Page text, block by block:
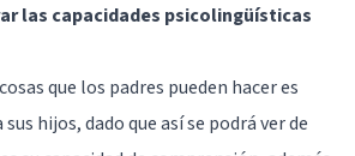
las capacidades psicolingüísticas
que los padres pueden hacer es
hijos, dado que así se podrá ver de